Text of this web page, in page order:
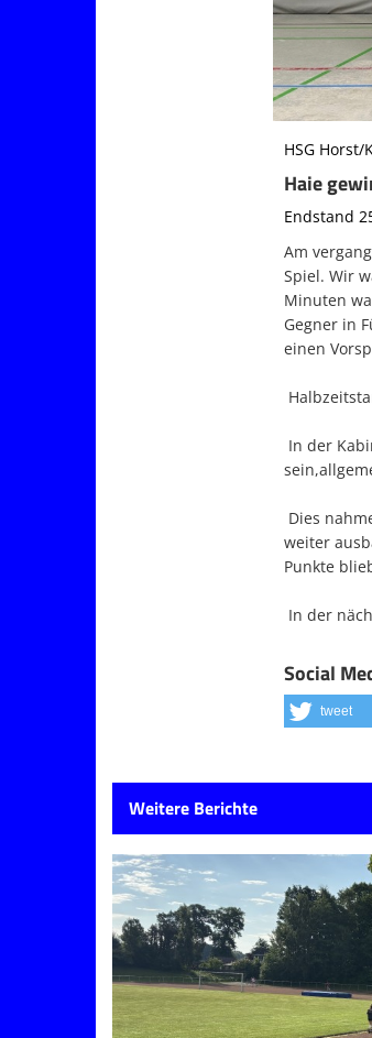
HSG
Haie
Endstand
Am
Spiel. Wir
Minuten
Gegner in
einen
In der
Dies
weiter
Punkte
In der
Social
tweet
Weitere Berichte